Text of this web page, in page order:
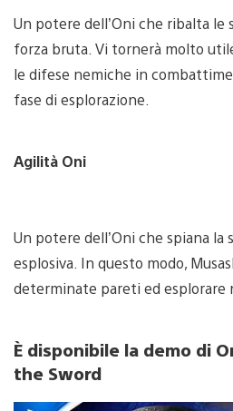
Un potere dell’Oni che ribalta le
forza bruta. Vi tornerà molto
le difese nemiche in
fase di esplorazione.
Agilità Oni
Un potere dell’Oni che spiana la
esplosiva. In questo modo,
determinate pareti ed esplorare
È disponibile la demo di
the Sword